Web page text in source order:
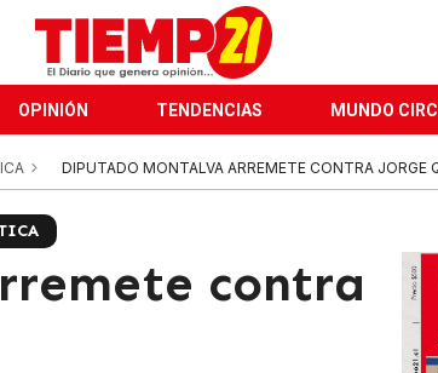
OPINIÓN TENDENCIAS MUNDO
DIPUTADO MONTALVA ARREMETE CONTRA JORGE
contra